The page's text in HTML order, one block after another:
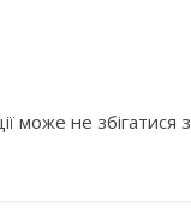
може не збігатися з